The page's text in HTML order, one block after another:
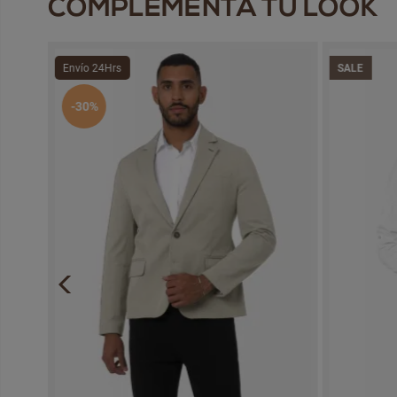
COMPLEMENTA TU LOOK
Envío 24Hrs
-30%
SALE